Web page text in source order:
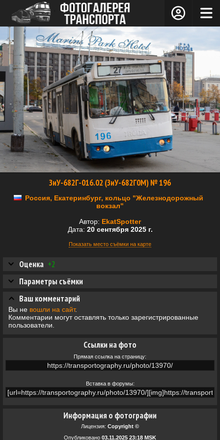
ЗиУ-682Г-016.02 (ЗиУ-682Г0М) № 196
Россия, Екатеринбург, кольцо "Железнодорожный
вокзал"
Автор: EkatSpotter
Дата: 20 сентября 2025 г.
Показать место съёмки на карте
Информация о фотографии
Лицензия: Copyright ©
Опубликовано 03.11.2025 23:18 MSK
Оценка +2
Ссылки на фото
Прямая ссылка на страницу:
Вставка в форумы:
Параметры съёмки
Ваш комментарий
Вы не вошли на сайт.
Комментарии могут оставлять только зарегистрированные
пользователи.